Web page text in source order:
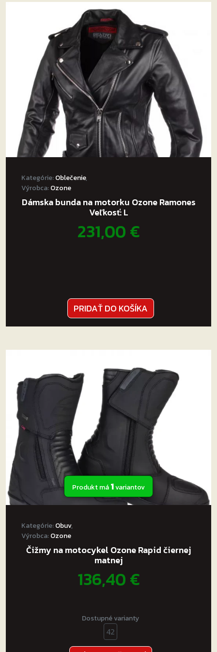
variantov.
si
môžete
vybrať
na
stránke
produktu.
Kategórie:Oblečenie,
Výrobca:Ozone
Dámska bunda na motorku Ozone Ramones
Veľkosť: L
231,00€
PRIDAŤ DO KOŠÍKA
Produkt má1variantov
Kategórie:Obuv,
Výrobca:Ozone
Čižmy na motocykel Ozone Rapid čiernej
matnej
136,40€
Dostupné varianty
42